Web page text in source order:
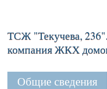
ТСЖ "Текучева,
компания ЖКХ
Общие сведения